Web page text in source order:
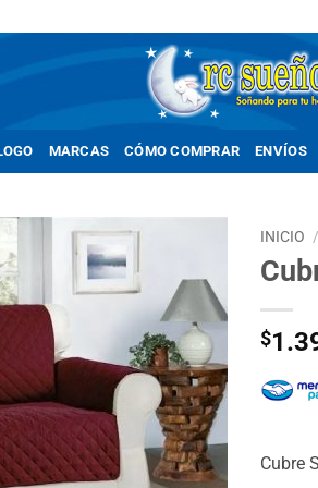
MARCAS CÓMO COMPRAR ENVÍOS
Añadir
a la
lista de
deseos
INICIO /
$
Cubre